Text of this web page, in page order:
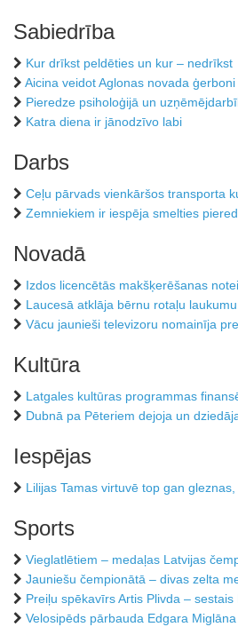
Sabiedrība
Kur drīkst peldēties un kur – nedrīkst
Aicina veidot Aglonas novada ģerboni
Pieredze psiholoģijā un
Katra diena ir jānodzīvo labi
Darbs
Ceļu pārvads vienkāršos transporta
Zemniekiem ir iespēja smelties
Novadā
Izdos licencētās makšķerēšanas
Laucesā atklāja bērnu rotaļu laukumu
Vācu jaunieši televizoru nomainīja
Kultūra
Latgales kultūras programmas
Dubnā pa Pēteriem dejoja un
Iespējas
Lilijas Tamas virtuvē top gan
Sports
Vieglatlētiem – medaļas Latvijas
Jauniešu čempionātā – divas zelta
Preiļu spēkavīrs Artis Plivda – sestais
Velosipēds pārbauda Edgara